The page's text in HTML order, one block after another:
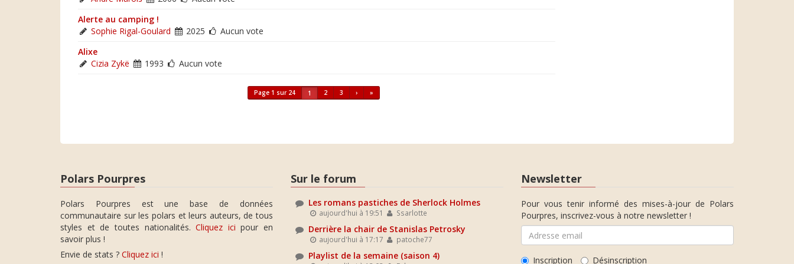
Alerte au camping !
Sophie Rigal-Goulard
2025
Aucun vote
Alixe
Cizia Zykë
1993 Aucun vote
Page 1 sur 24 1 2 3 › »
Polars Pourpres
Polars Pourpres est une base de données
communautaire sur les polars et leurs auteurs, de tous
styles et de toutes nationalités.Cliquez ici pour en
savoir plus !
Envie de stats ? Cliquez ici !
Sur le forum
Les romans pastiches de Sherlock Holmes
aujourd'hui à 19:51 Ssarlotte
Derrière la chair de Stanislas Petrosky
aujourd'hui à 17:17 patoche77
Playlist de la semaine (saison 4)
Newsletter
Pour vous tenir informé des mises-à-jour de Polars
Pourpres, inscrivez-vous à notre newsletter !
Inscription Désinscription